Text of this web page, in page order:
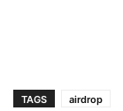
TAGS airdrop